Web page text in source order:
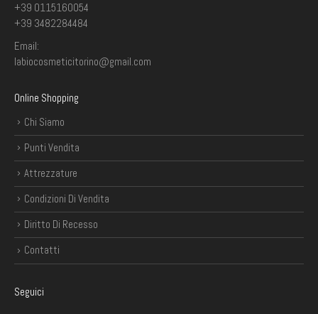
9,15€
+39 0115160054
+39 3482284484
Email:
labiocosmeticitorino@gmail.com
Online Shopping
Chi Siamo
Punti Vendita
Attrezzature
Condizioni Di Vendita
Diritto Di Recesso
Contatti
Seguici